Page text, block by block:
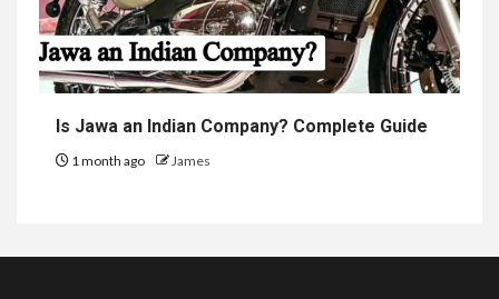
Is Jawa an Indian Company? Complete Guide
1 month ago James